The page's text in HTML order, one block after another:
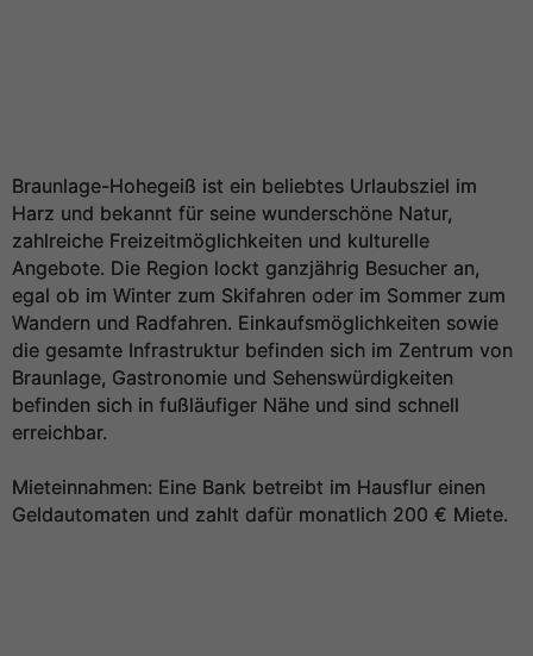
Braunlage-Hohegeiß ist ein beliebtes Urlaubsziel im
Harz und bekannt für seine wunderschöne Natur,
zahlreiche Freizeitmöglichkeiten und kulturelle
Angebote. Die Region lockt ganzjährig Besucher an,
egal ob im Winter zum Skifahren oder im Sommer zum
Wandern und Radfahren. Einkaufsmöglichkeiten sowie
die gesamte Infrastruktur befinden sich im Zentrum von
Braunlage, Gastronomie und Sehenswürdigkeiten
befinden sich in fußläufiger Nähe und sind schnell
erreichbar.
Mieteinnahmen: Eine Bank betreibt im Hausflur einen
Geldautomaten und zahlt dafür monatlich 200 € Miete.